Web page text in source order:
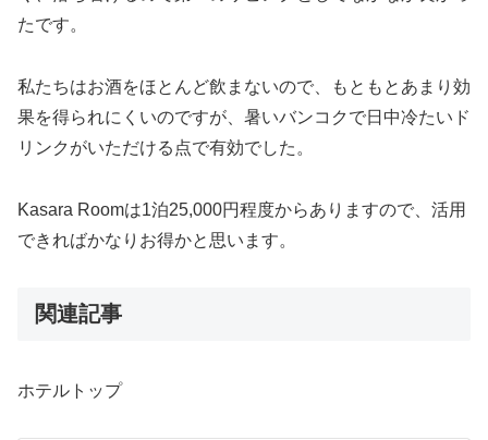
たです。
私たちはお酒をほとんど飲まないので、もともとあまり効
果を得られにくいのですが、暑いバンコクで日中冷たいド
リンクがいただける点で有効でした。
Kasara Roomは1泊25,000円程度からありますので、活用
できればかなりお得かと思います。
関連記事
ホテルトップ